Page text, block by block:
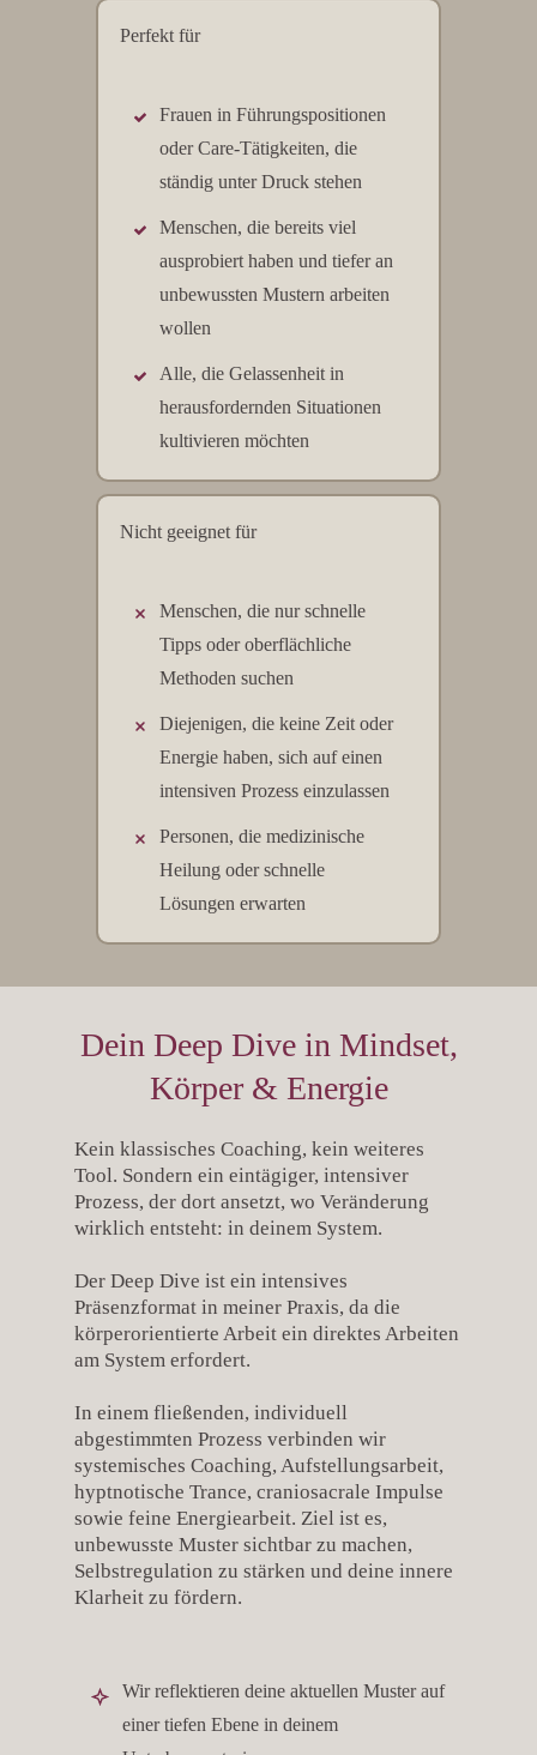
Perfekt für
Frauen in Führungspositionen
oder Care-Tätigkeiten, die
ständig unter Druck stehen
Menschen, die bereits viel
ausprobiert haben und tiefer an
unbewussten Mustern arbeiten
wollen
Alle, die Gelassenheit in
herausfordernden Situationen
kultivieren möchten
Nicht geeignet für
Menschen, die nur schnelle
Tipps oder oberflächliche
Methoden suchen
Diejenigen, die keine Zeit oder
Energie haben, sich auf einen
intensiven Prozess einzulassen
Personen, die medizinische
Heilung oder schnelle
Lösungen erwarten
Dein Deep Dive in Mindset,
Körper & Energie
Kein klassisches Coaching, kein weiteres
Tool. Sondern ein eintägiger, intensiver
Prozess, der dort ansetzt, wo Veränderung
wirklich entsteht: in deinem System.
Der Deep Dive ist ein intensives
Präsenzformat in meiner Praxis, da die
körperorientierte Arbeit ein direktes Arbeiten
am System erfordert.
In einem fließenden, individuell
abgestimmten Prozess verbinden wir
systemisches Coaching, Aufstellungsarbeit,
hyptnotische Trance, craniosacrale Impulse
sowie feine Energiearbeit. Ziel ist es,
unbewusste Muster sichtbar zu machen,
Selbstregulation zu stärken und deine innere
Klarheit zu fördern.
Wir reflektieren deine aktuellen Muster auf
einer tiefen Ebene in deinem